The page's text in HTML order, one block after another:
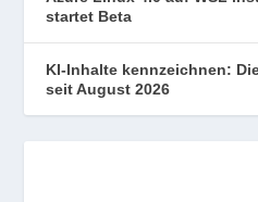
startet Beta
KI-Inhalte kennzeichnen:
seit August 2026